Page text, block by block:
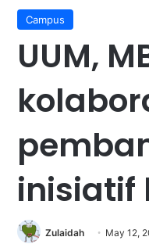
Campus
UUM,
inisiatif
Zulaidah May 12,